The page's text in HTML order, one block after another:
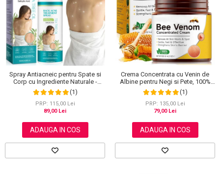
Spray Antiacneic pentru Spate si
Corp cu Ingrediente Naturale -
Reduce Cosurile si Excesul de
Sebum, 120 ml
(1)
PRP: 115,00 Lei
89,00 Lei
ADAUGA IN COS
Crema Concentrata cu Venin de
Albine pentru Negi si Pete, 100%
Naturala, 120 g
(1)
PRP: 135,00 Lei
79,00 Lei
ADAUGA IN COS